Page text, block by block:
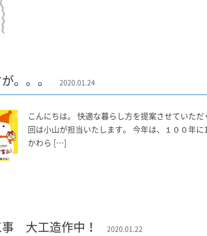
。。。 2020.01.24
こんにちは。 快適な暮らし方を提案させていた
回は小山が担当いたします。 今年は、１００年
かわら […]
事 大工造作中！ 2020.01.22